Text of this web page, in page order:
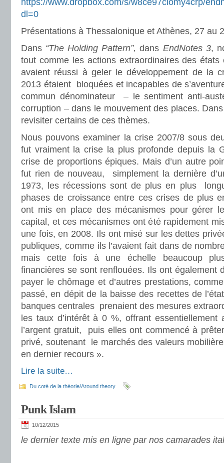
https://www.dropbox.com/s/w8ce97ciomy4crp/
dl=0
Présentations à Thessalonique et Athènes, 27 au
Dans “The Holding Pattern”, dans EndNotes 3,
tout comme les actions extraordinaires des états
avaient réussi à geler le développement de la
2013 étaient bloquées et incapables de
commun dénominateur – le sentiment anti-
corruption – dans le mouvement des places.
revisiter certains de ces thèmes.
Nous pouvons examiner la crise 2007/8 sous
fut vraiment la crise la plus profonde depuis la
crise de proportions épiques. Mais d’un autre
fut rien de nouveau, simplement la dernière
1973, les récessions sont de plus en plus
phases de croissance entre ces crises de plus
ont mis en place des mécanismes pour gérer
capital, et ces mécanismes ont été rapidement
une fois, en 2008. Ils ont misé sur les dettes
publiques, comme ils l’avaient fait dans de
mais cette fois à une échelle beaucoup
financières se sont renflouées. Ils ont également
payer le chômage et d’autres prestations,
passé, en dépit de la baisse des recettes de
banques centrales prenaient des mesures
les taux d’intérêt à 0 %, offrant essentiellement
l’argent gratuit, puis elles ont commencé à
privé, soutenant le marchés des valeurs
en dernier recours ».
Lire la suite…
Du coté de la théorie/Around theory
Punk Islam
10/12/2015
le dernier texte mis en ligne par nos camarades